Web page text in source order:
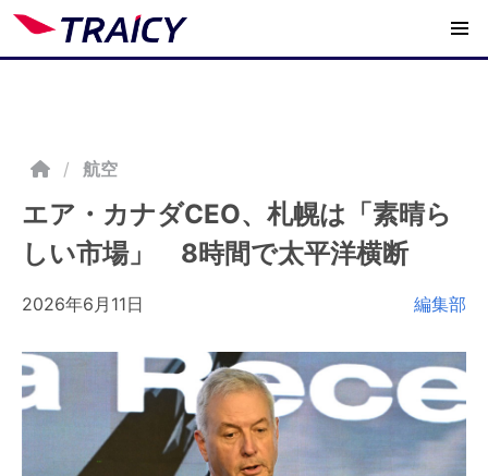
/ 航空
エア・カナダCEO、札幌は「素晴ら
しい市場」 8時間で太平洋横断
2026年6月11日 編集部